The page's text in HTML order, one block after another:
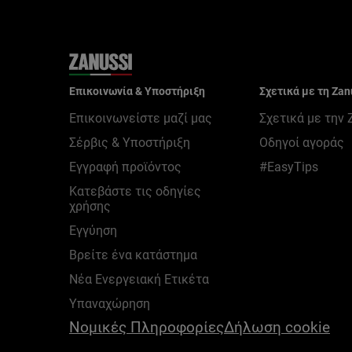
Επικοινωνία & Υποστήριξη
Επικοινωνείστε μαζί μας
Σέρβις & Υποστήριξη
Εγγραφή προϊόντος
Κατεβάστε τις οδηγίες
χρήσης
Εγγύηση
Βρείτε ένα κατάστημα
Νέα Ενεργειακή Ετικέτα
Υπαναχώρηση
Σχετικά με τη
Σχετικά με την
Οδηγοί αγοράς
#EasyTips
Nομικές ΠληροφορίεςΔήλωση cookie